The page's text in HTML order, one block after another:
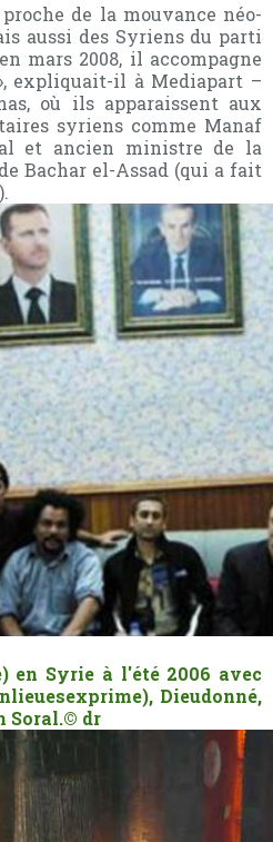
de la mouvance néo-
aussi des Syriens du parti
mars 2008, il accompagne
expliquait-il à Mediapart –
où ils apparaissent aux
syriens comme Manaf
et ancien ministre de la
Bachar el-Assad (qui a fait
en Syrie à l'été 2006 avec
Dieudonné,
Soral.© dr